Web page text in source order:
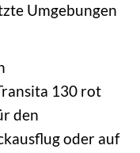
Umgebungen
130 rot
den
oder auf